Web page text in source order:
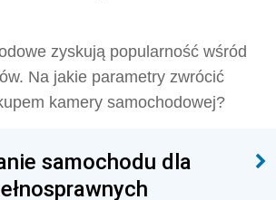
zyskują popularność wśród
Na jakie parametry zwrócić
kamery samochodowej?
samochodu dla